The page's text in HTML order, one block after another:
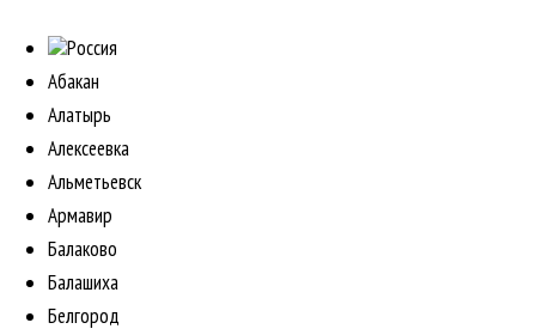
Россия
Абакан
Алатырь
Алексеевка
Альметьевск
Армавир
Балаково
Балашиха
Белгород